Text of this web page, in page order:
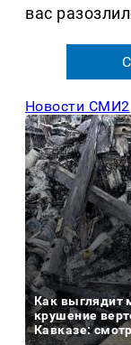
вас
Новости СМИ2
Как выглядит
крушение
Кавказе: